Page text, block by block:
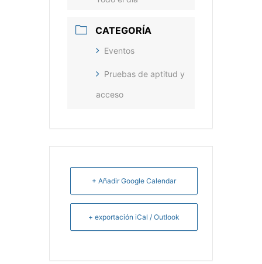
CATEGORÍA
Eventos
Pruebas de aptitud y
acceso
+ Añadir Google Calendar
+ exportación iCal / Outlook